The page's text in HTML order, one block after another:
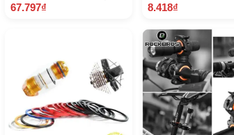
A22201 K 09 L 01 10 B 3 A
67.797₫
A64510 K EV 900
8.418₫